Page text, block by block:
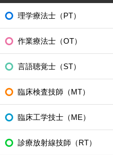
理学療法士（PT）
作業療法士（OT）
言語聴覚士（ST）
臨床検査技師（MT）
臨床工学技士（ME）
診療放射線技師（RT）